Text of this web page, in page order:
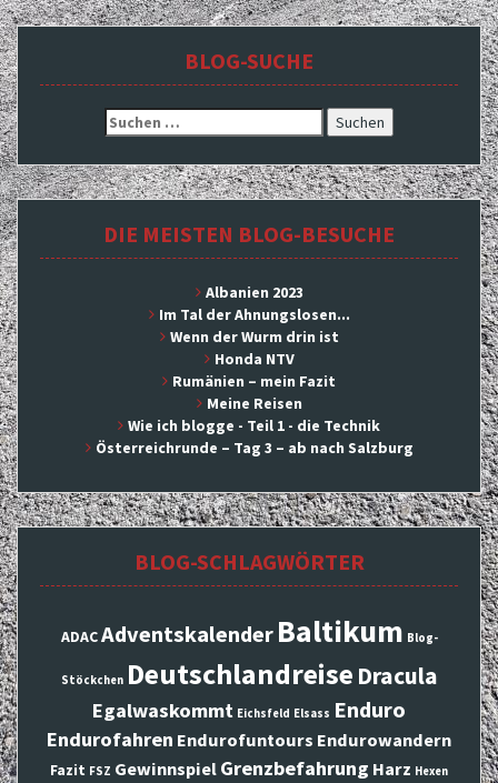
BLOG-SUCHE
Suchen
nach:
DIE MEISTEN BLOG-BESUCHE
Albanien 2023
Im Tal der Ahnungslosen...
Wenn der Wurm drin ist
Honda NTV
Rumänien – mein Fazit
Meine Reisen
Wie ich blogge - Teil 1 - die Technik
Österreichrunde – Tag 3 – ab nach Salzburg
BLOG-SCHLAGWÖRTER
ADACAdventskalender Baltikum Blog-
Stöckchen Deutschlandreise Dracula
Egalwaskommt Eichsfeld Elsass Enduro
Endurofahren Endurofuntours Endurowandern
Fazit FSZ Gewinnspiel Grenzbefahrung Harz Hexen